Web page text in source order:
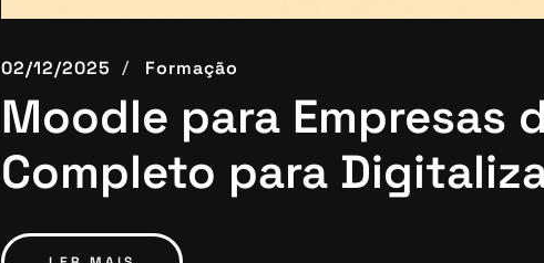
02/12/2025 Formação
Moodle para Empresas
Completo para